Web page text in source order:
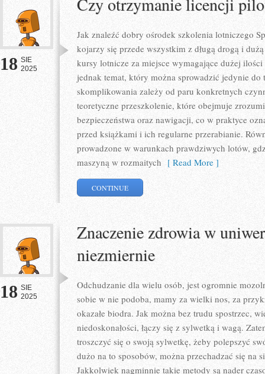
18 SIE
2025
Jak znaleźć dobry ośrodek szkolenia lotniczego
kojarzy się przede wszystkim z długą drogą i
kursy lotnicze za miejsce wymagające dużej
jednak temat, który można sprowadzić jedynie do
skomplikowania zależy od paru konkretnych
teoretyczne przeszkolenie, które obejmuje
bezpieczeństwa oraz nawigacji, co w praktyce
przed książkami i ich regularne przerabianie.
prowadzone w warunkach prawdziwych lotów,
maszyną w rozmaitych [ Read More ]
CONTINUE
18 SIE
2025
Znaczenie zdrowia w
niezmiernie
Odchudzanie dla wielu osób, jest ogromnie
sobie w nie podoba, mamy za wielki nos, za
okazałe biodra. Jak można bez trudu spostrzec,
niedoskonałości, łączy się z sylwetką i wagą.
troszczyć się o swoją sylwetkę, żeby polepszyć
dużo na to sposobów, można przechadzać się na
Jakkolwiek nagminnie takie metody są nader